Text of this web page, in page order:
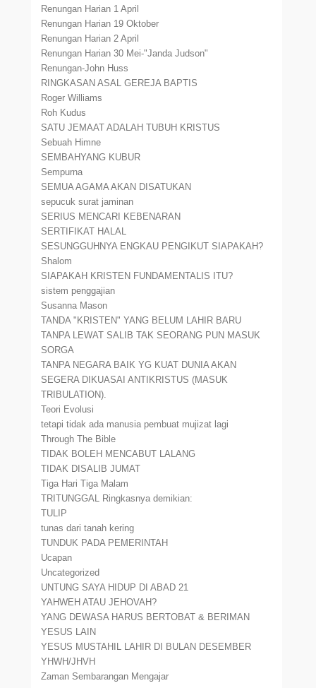
Renungan Harian 1 April
Renungan Harian 19 Oktober
Renungan Harian 2 April
Renungan Harian 30 Mei-"Janda Judson"
Renungan-John Huss
RINGKASAN ASAL GEREJA BAPTIS
Roger Williams
Roh Kudus
SATU JEMAAT ADALAH TUBUH KRISTUS
Sebuah Himne
SEMBAHYANG KUBUR
Sempurna
SEMUA AGAMA AKAN DISATUKAN
sepucuk surat jaminan
SERIUS MENCARI KEBENARAN
SERTIFIKAT HALAL
SESUNGGUHNYA ENGKAU PENGIKUT SIAPAKAH?
Shalom
SIAPAKAH KRISTEN FUNDAMENTALIS ITU?
sistem penggajian
Susanna Mason
TANDA "KRISTEN" YANG BELUM LAHIR BARU
TANPA LEWAT SALIB TAK SEORANG PUN MASUK
SORGA
TANPA NEGARA BAIK YG KUAT DUNIA AKAN
SEGERA DIKUASAI ANTIKRISTUS (MASUK
TRIBULATION).
Teori Evolusi
tetapi tidak ada manusia pembuat mujizat lagi
Through The Bible
TIDAK BOLEH MENCABUT LALANG
TIDAK DISALIB JUMAT
Tiga Hari Tiga Malam
TRITUNGGAL Ringkasnya demikian:
TULIP
tunas dari tanah kering
TUNDUK PADA PEMERINTAH
Ucapan
Uncategorized
UNTUNG SAYA HIDUP DI ABAD 21
YAHWEH ATAU JEHOVAH?
YANG DEWASA HARUS BERTOBAT & BERIMAN
YESUS LAIN
YESUS MUSTAHIL LAHIR DI BULAN DESEMBER
YHWH/JHVH
Zaman Sembarangan Mengajar